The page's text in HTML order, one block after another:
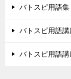
バトスピ用語
バトスピ用語
バトスピ用語